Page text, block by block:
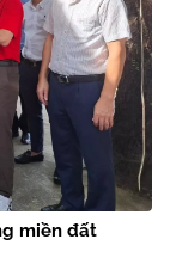
miền đất